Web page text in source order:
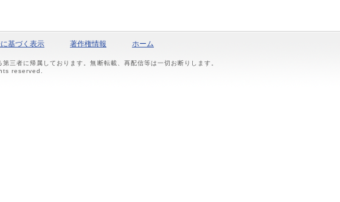
基づく表示 著作権情報 ホーム
三者に帰属しております。無断転載、再配信等は一切お断りします。
reserved.